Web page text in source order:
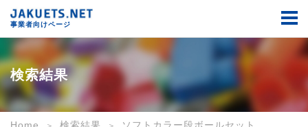
｜
事
業
向
事業者向けページ
検索結果